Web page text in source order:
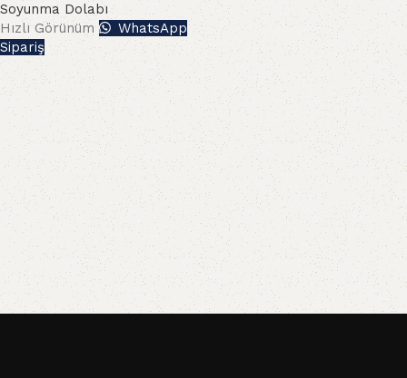
Soyunma Dolabı
Hızlı Görünüm
WhatsApp
Sipariş
Read More